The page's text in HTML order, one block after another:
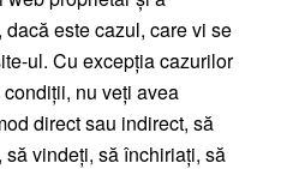
este cazul, care vi se
ul. Cu excepția cazurilor
nu veți avea
direct sau indirect, să
vindeți, să închiriați, să